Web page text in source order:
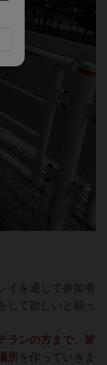
イを通じて参加者
して欲しいと願っ
ランの方まで、皆
所を作っていきま